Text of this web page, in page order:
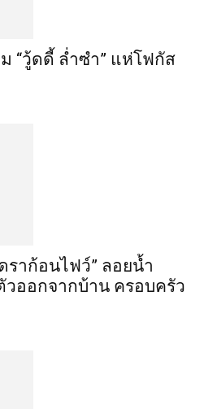
“วู้ดดี้ ล่ำซำ” แห่โฟกัส
ราก้อนไฟว์” ลอยน้ำ
วออกจากบ้าน ครอบครัว